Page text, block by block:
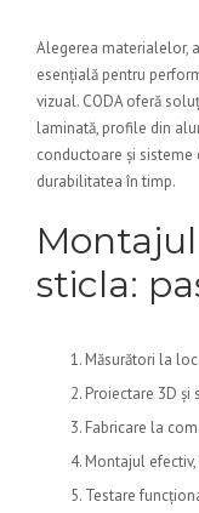
Alegerea materialelor,
esențială pentru
vizual. CODA oferă
laminată, profile din
conductoare și sisteme
durabilitatea în timp.
sticla:
Măsurători la
Proiectare 3D
Fabricare la
Montajul
Testare